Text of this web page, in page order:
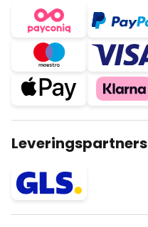
Leveringspartners